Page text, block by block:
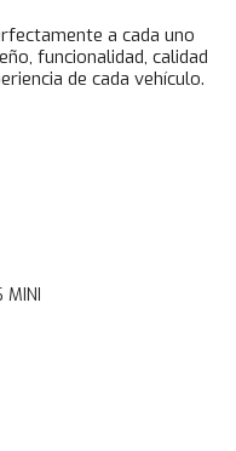
a cada uno
funcionalidad, calidad
de cada vehículo.